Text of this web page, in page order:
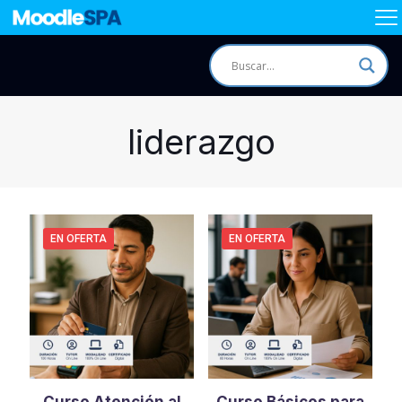
liderazgo
EN OFERTA EN OFERTA